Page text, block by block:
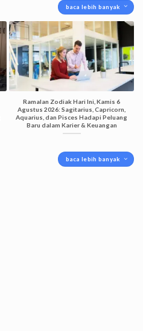
baca lebih banyak
Ramalan Zodiak Hari Ini, Kamis 6
Agustus 2026: Sagitarius, Capricorn,
Aquarius, dan Pisces Hadapi Peluang
Baru dalam Karier & Keuangan
baca lebih banyak